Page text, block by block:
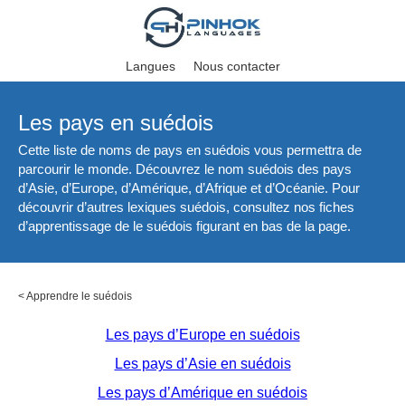
Langues Nous contacter
Les pays en suédois
Cette liste de noms de pays en suédois vous permettra de
parcourir le monde. Découvrez le nom suédois des pays
d’Asie, d’Europe, d’Amérique, d’Afrique et d’Océanie. Pour
découvrir d’autres lexiques suédois, consultez nos fiches
d’apprentissage de le suédois figurant en bas de la page.
<Apprendre le suédois
Les pays d’Europe en suédois
Les pays d’Asie en suédois
Les pays d’Amérique en suédois